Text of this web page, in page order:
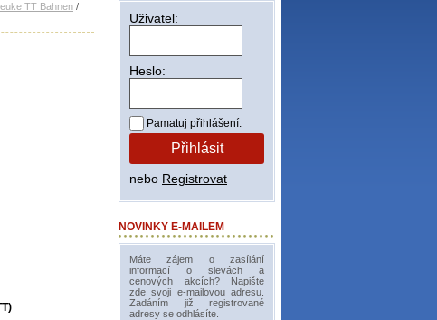
TT Bahnen /
Uživatel:
Heslo:
Pamatuj přihlášení.
Přihlásit
nebo Registrovat
NOVINKY E-MAILEM
Máte zájem o zasílání
informací o slevách a
cenových akcích? Napište
zde svoji e-mailovou adresu.
Zadáním již registrované
adresy se odhlásíte.